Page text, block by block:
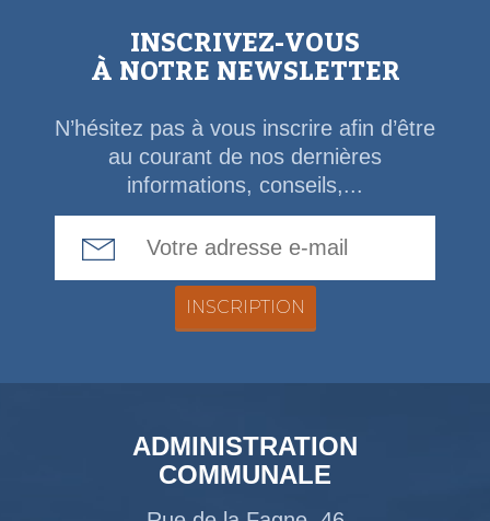
INSCRIVEZ-VOUS
À NOTRE NEWSLETTER
N’hésitez pas à vous inscrire afin d’être
au courant de nos dernières
informations, conseils,...
ADMINISTRATION
COMMUNALE